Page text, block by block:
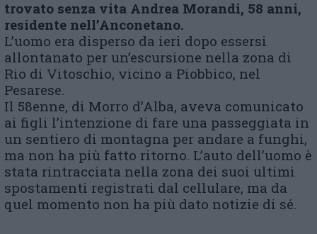
trovato senza vita Andrea Morandi, 58 anni,
residente nell’Anconetano.
L’uomo era disperso da ieri dopo essersi
allontanato per un’escursione nella zona di
Rio di Vitoschio, vicino a Piobbico, nel
Pesarese.
Il 58enne, di Morro d’Alba, aveva comunicato
ai figli l’intenzione di fare una passeggiata in
un sentiero di montagna per andare a funghi,
ma non ha più fatto ritorno. L’auto dell’uomo è
stata rintracciata nella zona dei suoi ultimi
spostamenti registrati dal cellulare, ma da
quel momento non ha più dato notizie di sé.